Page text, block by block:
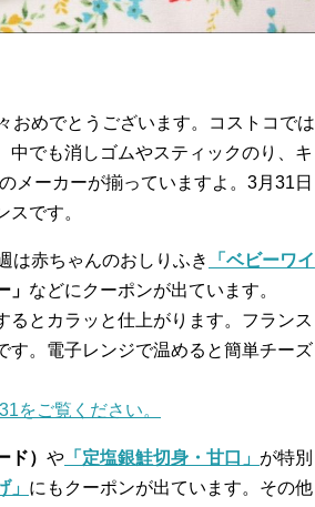
おめでとうございます。コストコでは
でも消しゴムやスティックのり、キ
メーカーが揃っていますよ。3月31日
です。
は赤ちゃんのおしりふき
「ベビーワイ
」 などにクーポンが出ています。
るとカラッと仕上がります。フランス
す。電子レンジで温めると簡単チーズ
をご覧ください。
） や 「定塩銀鮭切身・甘口」 が特別
」 にもクーポンが出ています。その他